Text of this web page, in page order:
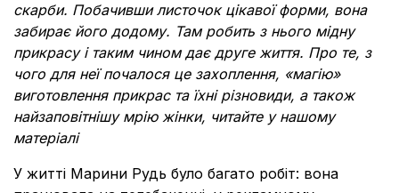
скарби. Побачивши листочок цікавої форми, вона
забирає його додому. Там робить з нього мідну
прикрасу і таким чином дає друге життя. Про те, з
чого для неї почалося це захоплення, «магію»
виготовлення прикрас та їхні різновиди, а також
найзаповітнішу мрію жінки, читайте у нашому
матеріалі
У житті Марини Рудь було багато робіт: вона